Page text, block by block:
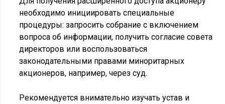
необходимо инициировать специальные
процедуры: запросить собрание с включением
вопроса об информации, получить согласие совета
директоров или воспользоваться
законодательными правами миноритарных
акционеров, например, через суд.
Рекомендуется внимательно изучать устав и